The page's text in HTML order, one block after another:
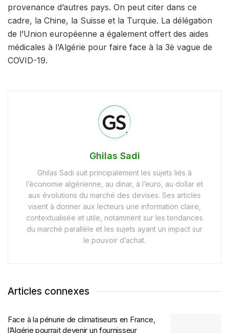
provenance d’autres pays. On peut citer dans ce
cadre, la Chine, la Suisse et la Turquie. La délégation
de l’Union européenne a également offert des aides
médicales à l’Algérie pour faire face à la 3è vague de
COVID-19.
Ghilas Sadi
Ghilas Sadi suit principalement les sujets liés à
l’économie algérienne, au dinar, à l’euro, au dollar et
aux évolutions du marché des devises. Ses articles
visent à donner aux lecteurs une information claire,
contextualisée et utile, notamment sur les tendances
du marché parallèle et les sujets ayant un impact sur
le pouvoir d’achat.
Articles connexes
Face à la pénurie de climatiseurs en France,
l’Algérie pourrait devenir un fournisseur